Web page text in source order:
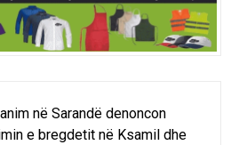
në Sarandë denoncon
e bregdetit në Ksamil dhe